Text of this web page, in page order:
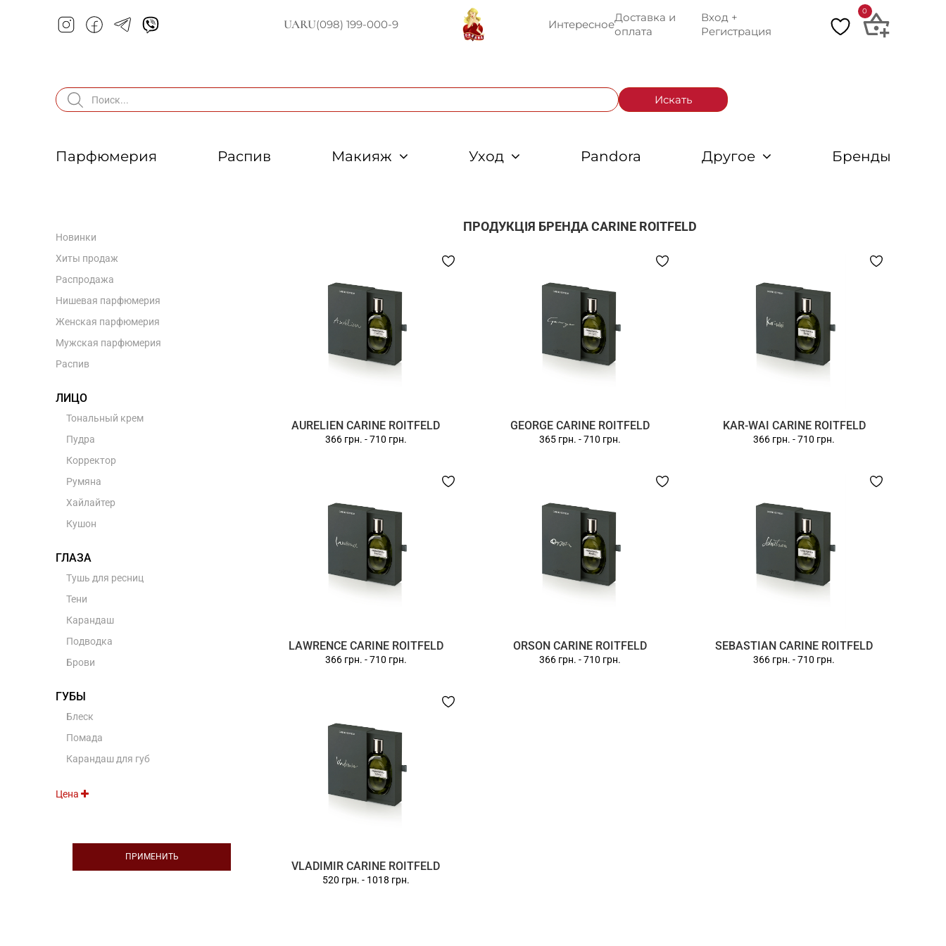
UARU(098) 199-000-9 Интересное
Доставка и
оплата
Вход +
Регистрация
0
Искать
Парфюмерия Распив Макияж Уход Pandora Другое Бренды
Новинки
Хиты продаж
Распродажа
Нишевая парфюмерия
Женская парфюмерия
Мужская парфюмерия
Распив
ЛИЦО
Тональный крем
Пудра
Корректор
Румяна
Хайлайтер
Кушон
ГЛАЗА
Тушь для ресниц
Тени
Карандаш
Подводка
Брови
ГУБЫ
Блеск
Помада
Карандаш для губ
Цена
ПРИМЕНИТЬ
ПРОДУКЦІЯ БРЕНДАCARINE ROITFELD
AURELIEN CARINE ROITFELD
366 грн. -710 грн.
GEORGE CARINE ROITFELD
365 грн. -710 грн.
KAR-WAI CARINE ROITFELD
366 грн. -710 грн.
LAWRENCE CARINE ROITFELD
366 грн. -710 грн.
ORSON CARINE ROITFELD
366 грн. -710 грн.
SEBASTIAN CARINE ROITFELD
366 грн. -710 грн.
VLADIMIR CARINE ROITFELD
520 грн. - 1018 грн.